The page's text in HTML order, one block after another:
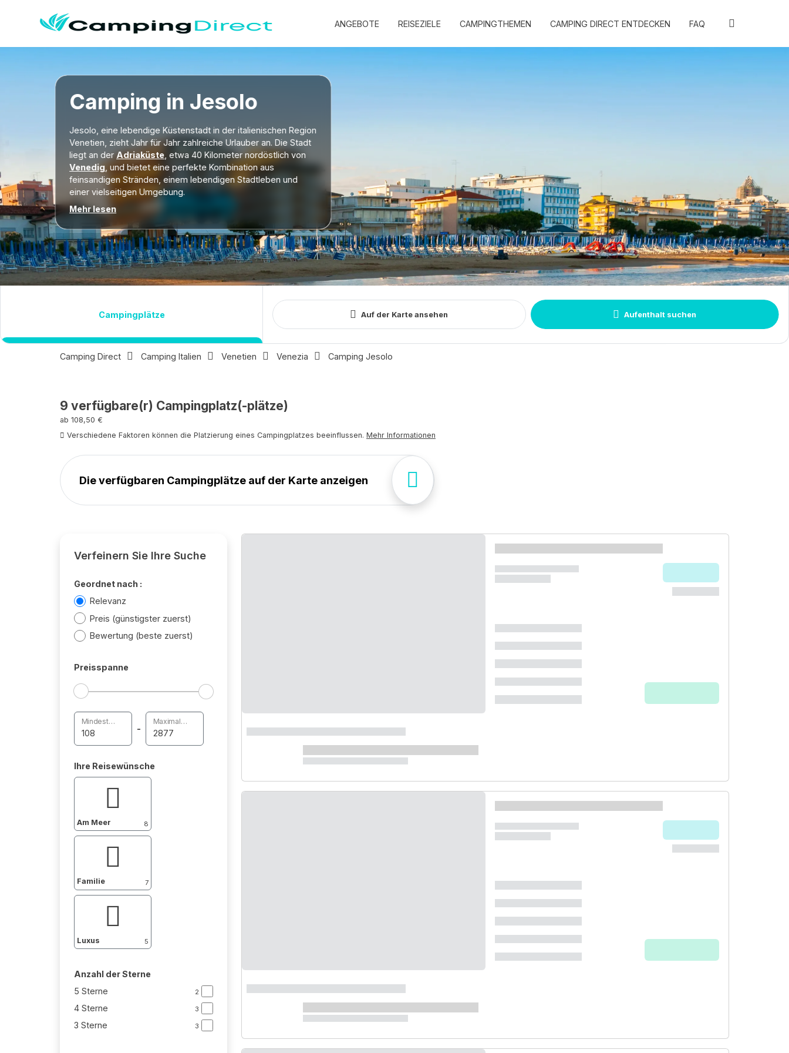
ANGEBOTE REISEZIELE CAMPINGTHEMEN CAMPING DIRECT ENTDECKEN FAQ
Camping in Jesolo
Jesolo, eine lebendige Küstenstadt in der italienischen Region
Venetien, zieht Jahr für Jahr zahlreiche Urlauber an. Die Stadt
liegt an derAdriaküste , etwa 40 Kilometer nordöstlich von
Venedig , und bietet eine perfekte Kombination aus
feinsandigen Stränden, einem lebendigen Stadtleben und
einer vielseitigen Umgebung.
Mehr lesen
Campingplätze Auf der Karte ansehen
Schließen Aufenthalt suchen
Daten
Reiseteilnehmer
Unterkunft
Suchen
Camping Direct Camping Italien Venetien Venezia Camping Jesolo
9 verfügbare(r) Campingplatz(-plätze)
ab 108,50 €
Verschiedene Faktoren können die Platzierung eines Campingplatzes beeinflussen. Mehr Informationen
Die verfügbaren Campingplätze auf der Karte anzeigen
Verfeinern Sie Ihre Suche
Geordnet nach :
Relevanz
Preis (günstigster zuerst)
Bewertung (beste zuerst)
Preisspanne
Mindestpreis
-
Maximalpreis
Ihre Reisewünsche
Am Meer 8
Familie 7
Luxus 5
Anzahl der Sterne
5 Sterne
2
4 Sterne 3
3 Sterne 3